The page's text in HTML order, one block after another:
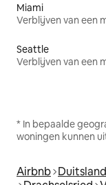
Miami
Verblijven van een
Seattle
Verblijven van een
* In bepaalde
woningen kunnen
Airbnb Duitsland